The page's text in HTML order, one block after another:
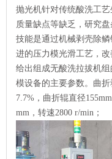
抛光机针对传统酸洗工
质量缺点等缺乏，研究
技能是通过机械剥壳除
进的压力模光滑工艺，改
给出组成无酸洗拉拔机
模设备的主要参数。曲
7.7%，曲折辊直径
mm，转速2800 r/min；